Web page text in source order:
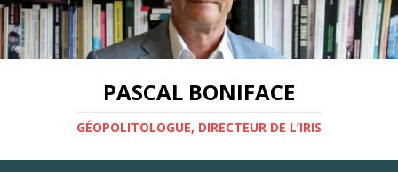
PASCAL BONIFACE
GÉOPOLITOLOGUE, DIRECTEUR DE L’IRIS